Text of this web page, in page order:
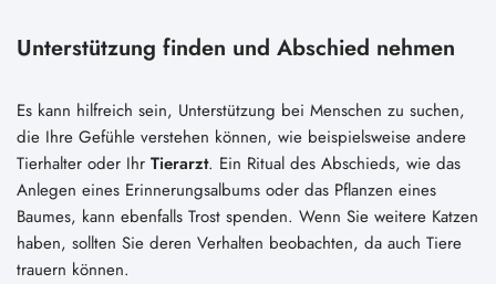
Unterstützung finden und Abschied nehmen
Es kann hilfreich sein, Unterstützung bei Menschen zu suchen,
die Ihre Gefühle verstehen können, wie beispielsweise andere
Tierhalter oder Ihr Tierarzt. Ein Ritual des Abschieds, wie das
Anlegen eines Erinnerungsalbums oder das Pflanzen eines
Baumes, kann ebenfalls Trost spenden. Wenn Sie weitere Katzen
haben, sollten Sie deren Verhalten beobachten, da auch Tiere
trauern können.